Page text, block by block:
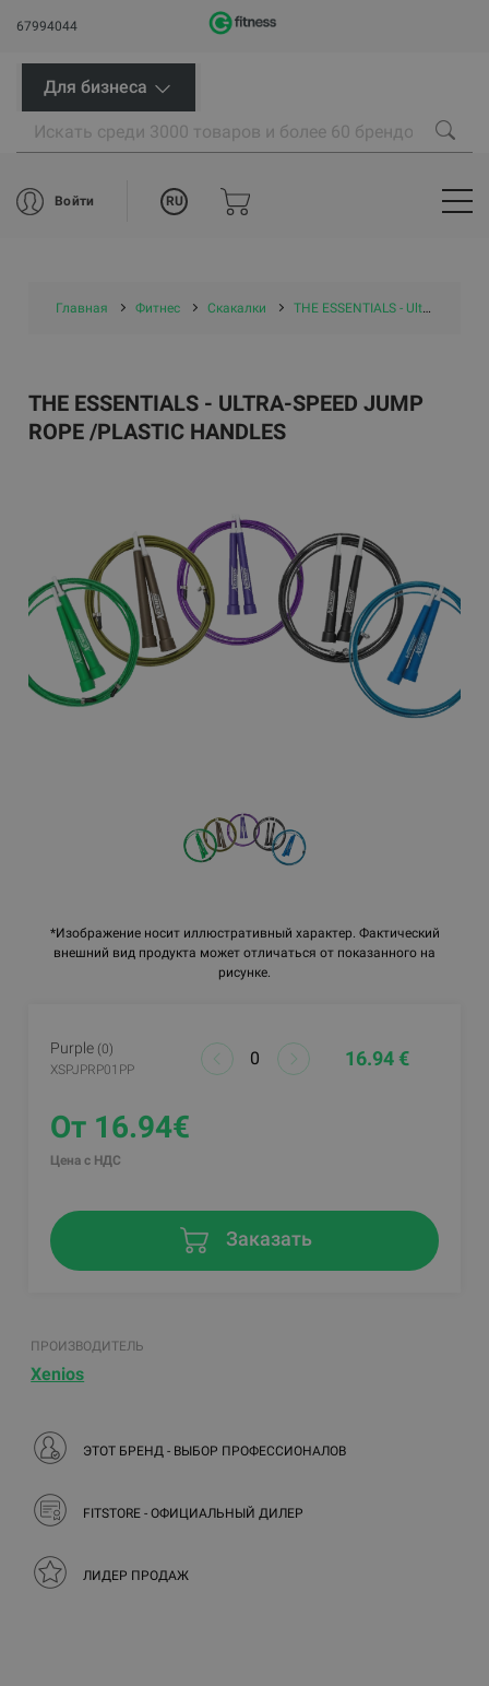
67994044
Для бизнеса
Войти RU
Главная Фитнес Скакалки THE ESSENTIALS - Ultra-Speed Jump Rope /plastic handles
*Изображение носит иллюстративный характер. Фактический
внешний вид продукта может отличаться от показанного на
рисунке.
THE ESSENTIALS - ULTRA-SPEED JUMP
ROPE /PLASTIC HANDLES
Purple (0)
XSPJPRP01PP
16.94 €
От 16.94€
Цена с НДС
Заказать
ПРОИЗВОДИТЕЛЬ
Xenios
ЭТОТ БРЕНД - ВЫБОР ПРОФЕССИОНАЛОВ
FITSTORE - ОФИЦИАЛЬНЫЙ ДИЛЕР
ЛИДЕР ПРОДАЖ